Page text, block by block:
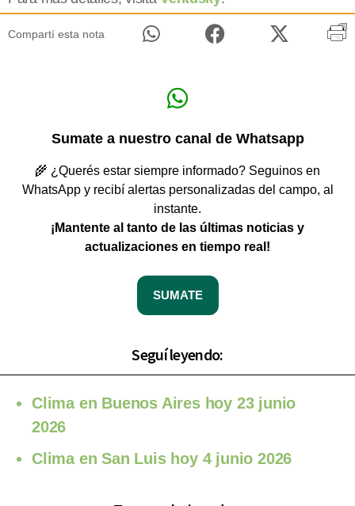
Compartí esta nota
Sumate a nuestro canal de Whatsapp
🌾 ¿Querés estar siempre informado? Seguinos en
WhatsApp y recibí alertas personalizadas del campo, al
instante.
¡Mantente al tanto de las últimas noticias y
actualizaciones en tiempo real!
SUMATE
Seguí leyendo:
Clima en Buenos Aires hoy 23 junio
2026
Clima en San Luis hoy 4 junio 2026